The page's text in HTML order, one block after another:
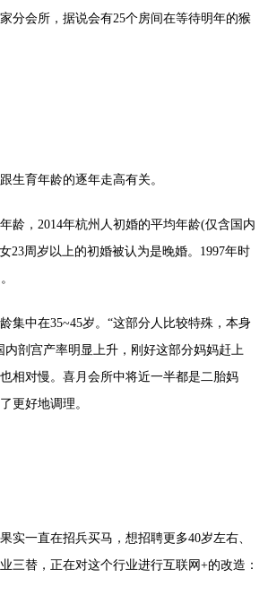
分会所，据说会有25个房间在等待明年的猴
生育年龄的逐年走高有关。
龄，2014年杭州人初婚的平均年龄(仅含国内
23周岁以上的初婚被认为是晚婚。1997年时
集中在35~45岁。“这部分人比较特殊，本身
剖宫产率明显上升，刚好这部分妈妈赶上
相对慢。喜月会所中将近一半都是二胎妈
更好地调理。
实一直在招兵买马，想招聘更多40岁左右、
三替，正在对这个行业进行互联网+的改造：